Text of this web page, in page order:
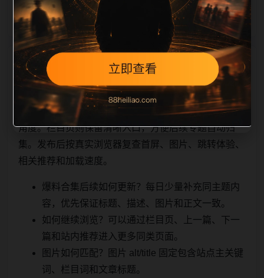
解，也能让真实用户
相关问题与推荐
顺着栏目继续浏览。同站连续更新时避免重复标题和重
复首段，优先补充不同关键词、不同栏目词和不同问题
角度。栏目页则保留清晰入口，方便后续专题自动归
集。发布后按真实浏览器复查首屏、图片、跳转体验、
相关推荐和加载速度。
爆料合集后续如何更新？每日少量补充同主题内
容，优先保证标题、描述、图片和正文一致。
如何继续浏览？可以通过栏目页、上一篇、下一
篇和站内推荐进入更多同类页面。
图片如何匹配？图片 alt/title 固定包含站点主关键
词、栏目词和文章标题。